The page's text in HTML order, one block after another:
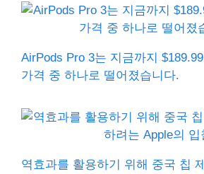
AirPods Pro 3는 지금까지
가격 중 하나로 떨어졌습니다.
역효과를 활용하기 위해 중국 칩